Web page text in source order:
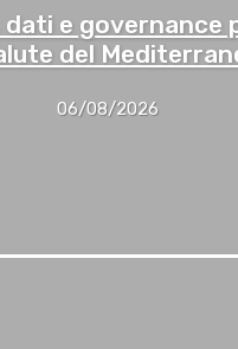
dati e governance
del
06/08/2026